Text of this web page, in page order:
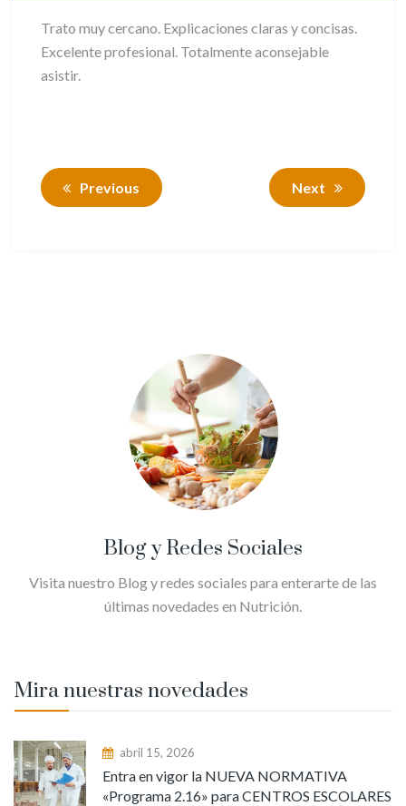
Trato muy cercano. Explicaciones claras y concisas.
Excelente profesional. Totalmente aconsejable
asistir.
Previous Next
Blog y Redes Sociales
Visita nuestro Blog y redes sociales para enterarte de las
últimas novedades en Nutrición.
Mira nuestras novedades
abril 15, 2026
Entra en vigor la NUEVA NORMATIVA
«Programa 2.16» para CENTROS ESCOLARES